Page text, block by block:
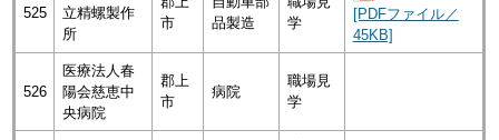
525
立精螺製作
所
市
品製造
学
[PDFファイル／
45KB]
526
医療法人春
陽会慈恵中
央病院
郡上
市
病院
職場見
学